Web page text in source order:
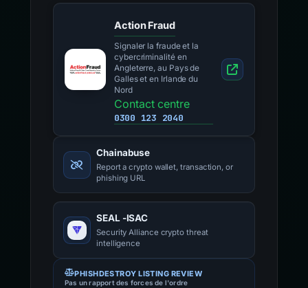
Action Fraud
Signaler la fraude et la
cybercriminalité en
Angleterre, au Pays de
Galles et en Irlande du
Nord
Contact centre
0300 123 2040
Chainabuse
Report a crypto wallet, transaction, or
phishing URL
SEAL -ISAC
Security Alliance crypto threat
intelligence
PHISHDESTROY LISTING REVIEW
Pas un rapport des forces de l'ordre